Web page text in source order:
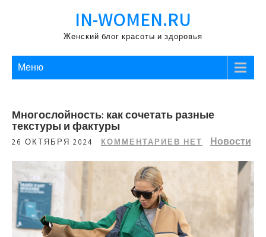
IN-WOMEN.RU
Женский блог красоты и здоровья
Меню
Многослойность: как сочетать разные
текстуры и фактуры
26 ОКТЯБРЯ 2024 КОММЕНТАРИЕВ НЕТ Новости